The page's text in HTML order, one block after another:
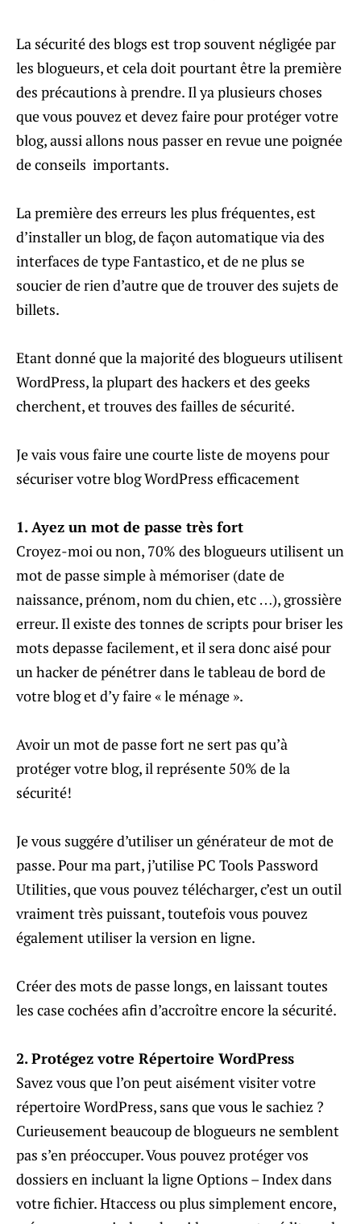
La sécurité des blogs est trop souvent négligée par
les blogueurs, et cela doit pourtant être la première
des précautions à prendre. Il ya plusieurs choses
que vous pouvez et devez faire pour protéger votre
blog, aussi allons nous passer en revue une poignée
de conseils importants.
La première des erreurs les plus fréquentes, est
d’installer un blog, de façon automatique via des
interfaces de type Fantastico, et de ne plus se
soucier de rien d’autre que de trouver des sujets de
billets.
Etant donné que la majorité des blogueurs utilisent
WordPress, la plupart des hackers et des geeks
cherchent, et trouves des failles de sécurité.
Je vais vous faire une courte liste de moyens pour
sécuriser votre blog WordPress efficacement
1. Ayez un mot de passe très fort
Croyez-moi ou non, 70% des blogueurs utilisent un
mot de passe simple à mémoriser (date de
naissance, prénom, nom du chien, etc …), grossière
erreur. Il existe des tonnes de scripts pour briser les
mots depasse facilement, et il sera donc aisé pour
un hacker de pénétrer dans le tableau de bord de
votre blog et d’y faire « le ménage ».
Avoir un mot de passe fort ne sert pas qu’à
protéger votre blog, il représente 50% de la
sécurité!
Je vous suggére d’utiliser un générateur de mot de
passe. Pour ma part, j’utilise PC Tools Password
Utilities, que vous pouvez télécharger, c’est un outil
vraiment très puissant, toutefois vous pouvez
également utiliser la version en ligne.
Créer des mots de passe longs, en laissant toutes
les case cochées afin d’accroître encore la sécurité.
2. Protégez votre Répertoire WordPress
Savez vous que l’on peut aisément visiter votre
répertoire WordPress, sans que vous le sachiez ?
Curieusement beaucoup de blogueurs ne semblent
pas s’en préoccuper. Vous pouvez protéger vos
dossiers en incluant la ligne Options – Index dans
votre fichier. Htaccess ou plus simplement encore,